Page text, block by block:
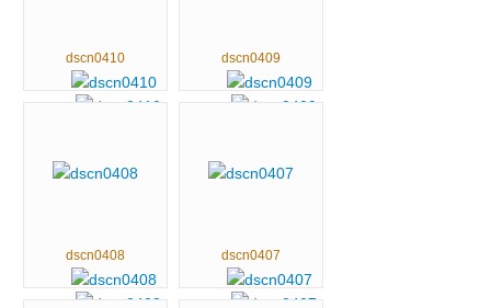
dscn0410 dscn0409
dscn0408 dscn0407